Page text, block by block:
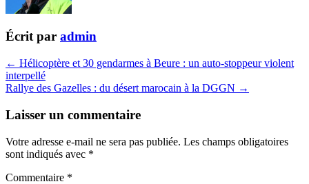
Écrit par admin
← Hélicoptère et 30 gendarmes à Beure : un auto-stoppeur violent
interpellé
Rallye des Gazelles : du désert marocain à la DGGN →
Laisser un commentaire
Votre adresse e-mail ne sera pas publiée. Les champs obligatoires
sont indiqués avec *
Commentaire *